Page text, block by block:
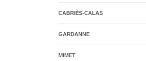
CABRIÈS-CALAS
GARDANNE
MIMET